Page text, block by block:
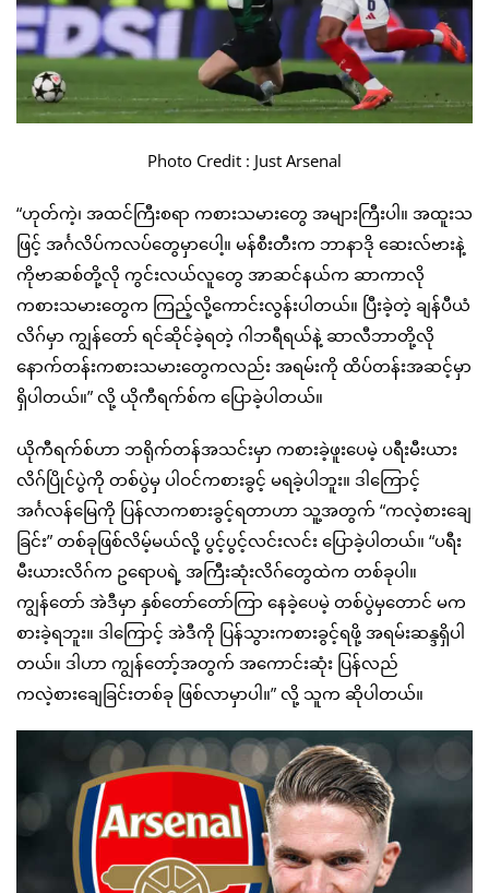
Photo Credit : Just Arsenal
“ဟုတ်ကဲ့၊ အထင်ကြီးစရာ ကစားသမားတွေ အများကြီးပါ။ အထူးသ
ဖြင့် အင်္ဂလိပ်ကလပ်တွေမှာပေါ့။ မန်စီးတီးက ဘာနာဒို ဆေးလ်ဗားနဲ့
ကိုဗာဆစ်တို့လို ကွင်းလယ်လူတွေ အာဆင်နယ်က ဆာကာလို
ကစားသမားတွေက ကြည့်လို့ကောင်းလွန်းပါတယ်။ ပြီးခဲ့တဲ့ ချန်ပီယံ
လိဂ်မှာ ကျွန်တော် ရင်ဆိုင်ခဲ့ရတဲ့ ဂါဘရီရယ်နဲ့ ဆာလီဘာတို့လို
နောက်တန်းကစားသမားတွေကလည်း အရမ်းကို ထိပ်တန်းအဆင့်မှာ
ရှိပါတယ်။” လို့ ယိုကီရက်စ်က ပြောခဲ့ပါတယ်။
ယိုကီရက်စ်ဟာ ဘရိုက်တန်အသင်းမှာ ကစားခဲ့ဖူးပေမဲ့ ပရီးမီးယား
လိဂ်ပြိုင်ပွဲကို တစ်ပွဲမှ ပါဝင်ကစားခွင့် မရခဲ့ပါဘူး။ ဒါကြောင့်
အင်္ဂလန်မြေကို ပြန်လာကစားခွင့်ရတာဟာ သူ့အတွက် “ကလဲ့စားချေ
ခြင်း” တစ်ခုဖြစ်လိမ့်မယ်လို့ ပွင့်ပွင့်လင်းလင်း ပြောခဲ့ပါတယ်။ “ပရီး
မီးယားလိဂ်က ဥရောပရဲ့ အကြီးဆုံးလိဂ်တွေထဲက တစ်ခုပါ။
ကျွန်တော် အဲဒီမှာ နှစ်တော်တော်ကြာ နေခဲ့ပေမဲ့ တစ်ပွဲမှတောင် မက
စားခဲ့ရဘူး။ ဒါကြောင့် အဲဒီကို ပြန်သွားကစားခွင့်ရဖို့ အရမ်းဆန္ဒရှိပါ
တယ်။ ဒါဟာ ကျွန်တော့်အတွက် အကောင်းဆုံး ပြန်လည်
ကလဲ့စားချေခြင်းတစ်ခု ဖြစ်လာမှာပါ။” လို့ သူက ဆိုပါတယ်။